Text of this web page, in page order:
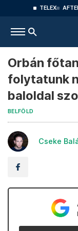
TELEX
Orbán
folytatunk
baloldal
BELFÖLD
Cseke